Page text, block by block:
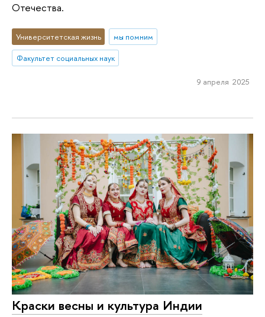
Отечества.
Университетская жизнь
мы помним
Факультет социальных наук
9 апреля 2025
Краски весны и культура Индии